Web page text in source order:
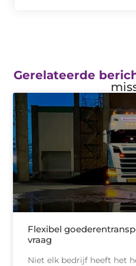
Gerelateerde
Flexibel
vraag
Niet elk bedrijf heeft het